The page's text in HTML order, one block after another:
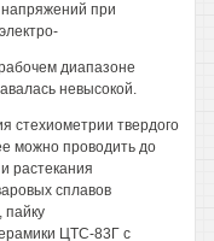
при
диапазоне
невысокой.
стехиометрии твердого
можно проводить до
растекания
сплавов
пайку
ЦТС-83Г с